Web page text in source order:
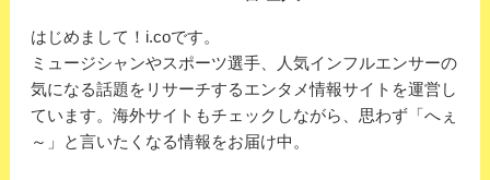
はじめまして！i.coです。
ミュージシャンやスポーツ選手、人気インフルエンサーの
気になる話題をリサーチするエンタメ情報サイトを運営し
ています。海外サイトもチェックしながら、思わず「へぇ
～」と言いたくなる情報をお届け中。